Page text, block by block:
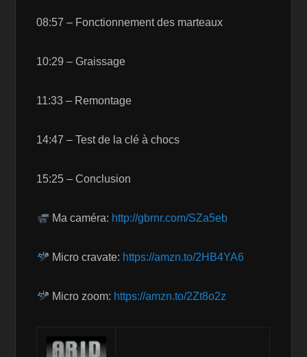
08:57 – Fonctionnement des marteaux
10:29 – Graissage
11:33 – Remontage
14:47 – Test de la clé à chocs
15:25 – Conclusion
Ma caméra: http://gbrnr.com/SZa5eb
Micro cravate: https://amzn.to/2HB4YA6
Micro zoom: https://amzn.to/2Zt8o2z